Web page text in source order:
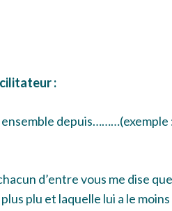
:
ensemble depuis………(exemple
d’entre vous me dise
plu et laquelle lui a le moins